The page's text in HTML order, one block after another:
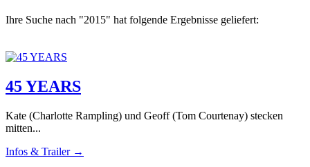
Ihre Suche nach "2015" hat folgende Ergebnisse geliefert:
45 YEARS
Kate (Charlotte Rampling) und Geoff (Tom Courtenay) stecken
mitten...
Infos & Trailer →